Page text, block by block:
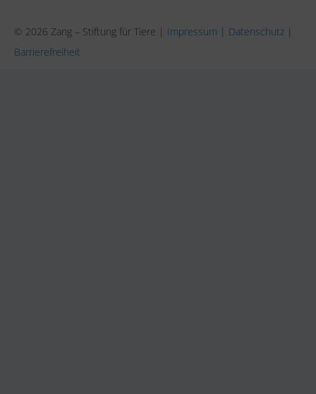
© 2026 Zang – Stiftung für Tiere | Impressum | Datenschutz |
Barrierefreiheit